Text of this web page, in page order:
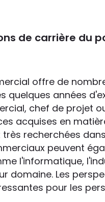
de carrière du
offre de
quelques années
chef de projet
acquises en
recherchées
peuvent
l'informatique,
domaine. Les
pour les